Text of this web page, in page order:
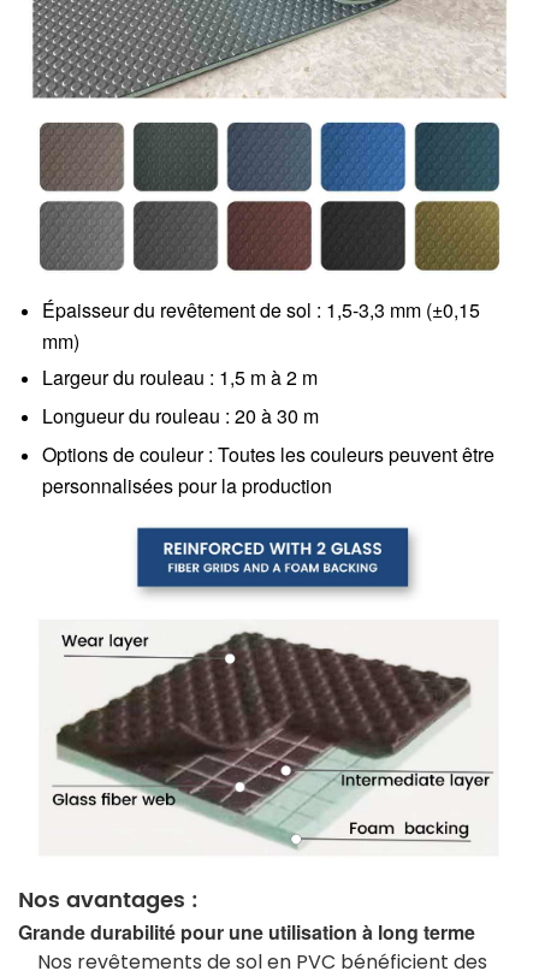
Épaisseur du revêtement de sol : 1,5-3,3 mm (±0,15
mm)
Largeur du rouleau : 1,5 m à 2 m
Longueur du rouleau : 20 à 30 m
Options de couleur : Toutes les couleurs peuvent être
personnalisées pour la production
Nos avantages :
Grande durabilité pour une utilisation à long terme
Nos revêtements de sol en PVC bénéficient des